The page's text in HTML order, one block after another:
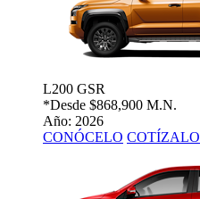
L200 GSR
*Desde $868,900 M.N.
Año: 2026
CONÓCELO COTÍZALO